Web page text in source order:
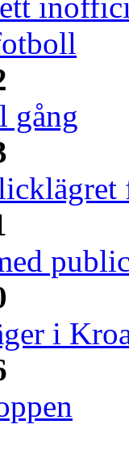
gång
i